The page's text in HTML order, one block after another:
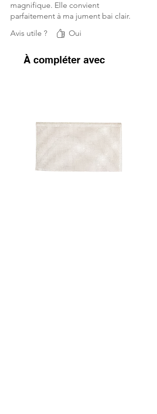
magnifique. Elle convient
parfaitement à ma jument bai clair.
Avis utile ?
Oui
À compléter avec